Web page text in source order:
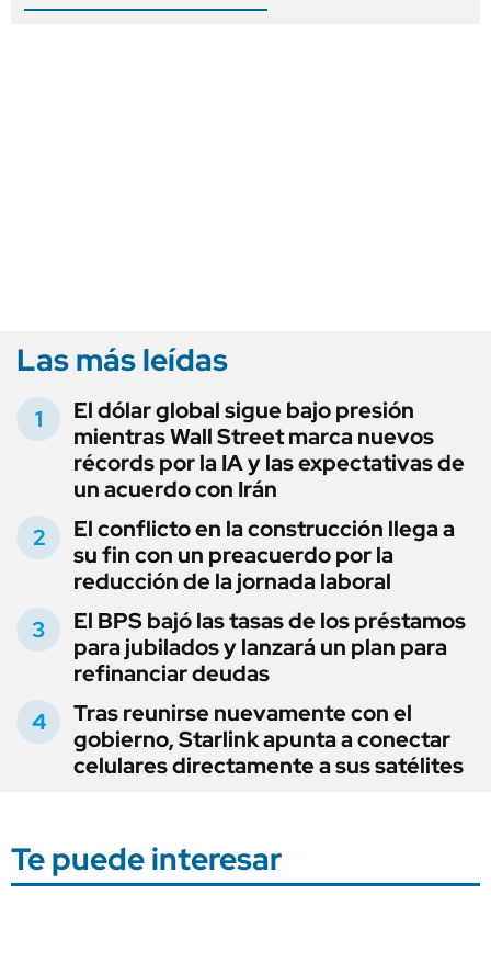
Las más leídas
El dólar global sigue bajo presión
mientras Wall Street marca nuevos
récords por la IA y las expectativas de
un acuerdo con Irán
El conflicto en la construcción llega a
su fin con un preacuerdo por la
reducción de la jornada laboral
El BPS bajó las tasas de los préstamos
para jubilados y lanzará un plan para
refinanciar deudas
Tras reunirse nuevamente con el
gobierno, Starlink apunta a conectar
celulares directamente a sus satélites
Te puede interesar